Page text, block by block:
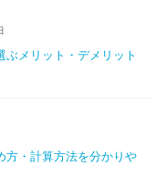
メリット・デメリット
方・計算方法を分かりや